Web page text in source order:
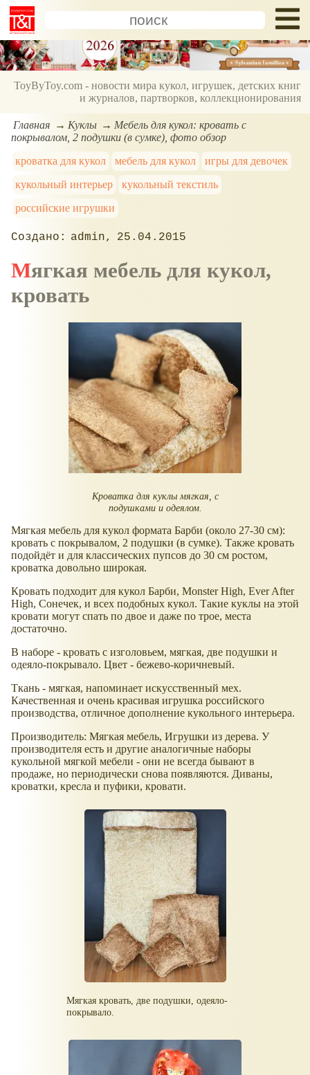
ToyByToy.com - новости мира кукол, игрушек, детских книг
и журналов, партворков, коллекционирования
Главная Куклы
Мебель для кукол: кровать с
покрывалом, 2 подушки (в сумке), фото обзор
кроватка для кукол
мебель для кукол
игры для девочек
кукольный интерьер
кукольный текстиль
российские игрушки
admin 25.04.2015
Мягкая мебель для кукол,
кровать
Кроватка для куклы мягкая, с
подушками и одеялом.
Мягкая мебель для кукол формата Барби (около 27-30 см):
кровать с покрывалом, 2 подушки (в сумке). Также кровать
подойдёт и для классических пупсов до 30 см ростом,
кроватка довольно широкая.
Кровать подходит для кукол Барби, Monster High, Ever After
High, Сонечек, и всех подобных кукол. Такие куклы на этой
кровати могут спать по двое и даже по трое, места
достаточно.
В наборе - кровать с изголовьем, мягкая, две подушки и
одеяло-покрывало. Цвет - бежево-коричневый.
Ткань - мягкая, напоминает искусственный мех.
Качественная и очень красивая игрушка российского
производства, отличное дополнение кукольного интерьера.
Производитель: Мягкая мебель, Игрушки из дерева. У
производителя есть и другие аналогичные наборы
кукольной мягкой мебели - они не всегда бывают в
продаже, но периодически снова появляются. Диваны,
кроватки, кресла и пуфики, кровати.
Мягкая кровать, две подушки, одеяло-
покрывало.